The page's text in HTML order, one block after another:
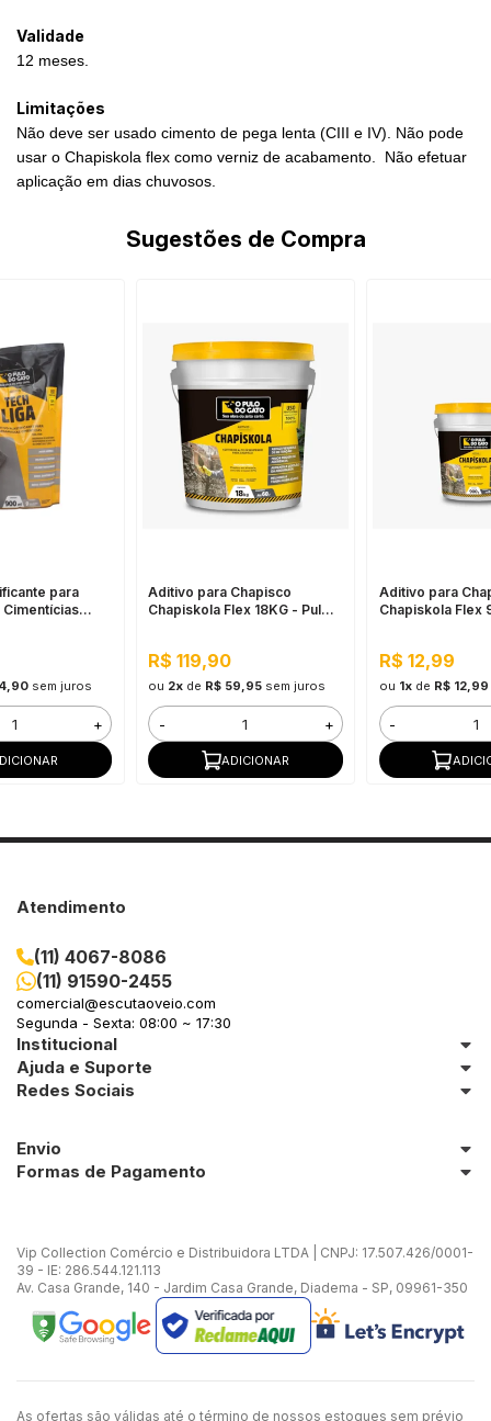
Validade
12 meses.
Limitações
Não deve ser usado cimento de pega lenta (CIII e IV). Não pode
usar o Chapiskola flex como verniz de acabamento. Não efetuar
aplicação em dias chuvosos.
Sugestões de Compra
para
sem juros
+
Aditivo para Chapisco
Chapiskola Flex 18KG - Pulo
R$ 119,90
ou 2x de R$ 59,95 sem juros
- +
ADICIONAR
Aditivo para
Chapiskola Flex
R$ 12,99
ou 1xde R$ 12,99
-
Atendimento
(11) 4067-8086
(11) 91590-2455
comercial@escutaoveio.com
Segunda - Sexta: 08:00 ~ 17:30
Institucional
Ajuda e Suporte
Redes Sociais
Envio
Formas de Pagamento
Vip Collection Comércio e Distribuidora LTDA | CNPJ: 17.507.426/0001-
39 - IE: 286.544.121.113
Av. Casa Grande, 140 - Jardim Casa Grande, Diadema - SP, 09961-350
As ofertas são válidas até o término de nossos estoques sem prévio